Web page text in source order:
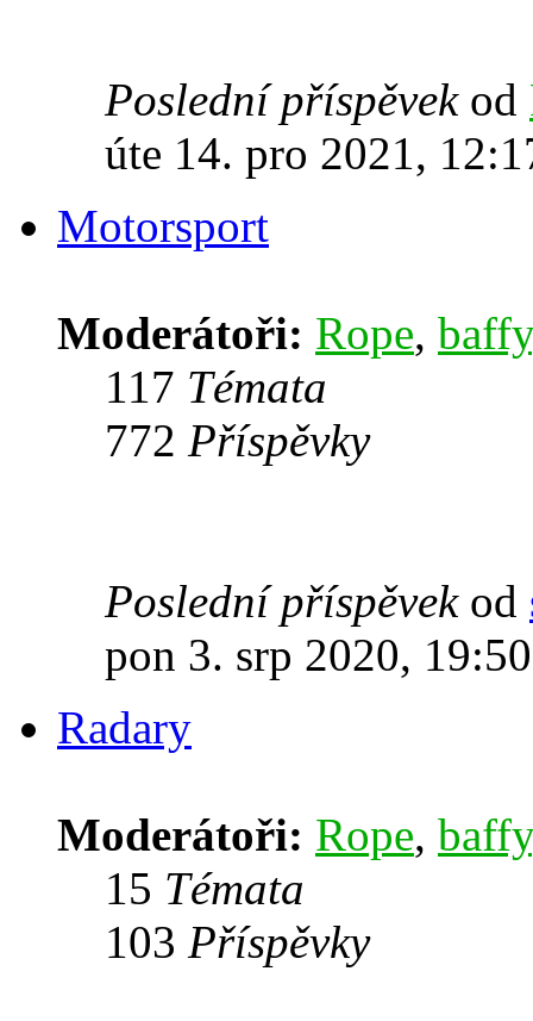
Poslední příspěvekod
úte 14. pro 2021,
Motorsport
Moderátoři: Rope, baffy
117 Témata
772 Příspěvky
Poslední příspěvekod
pon 3. srp 2020, 19:50
Radary
Moderátoři: Rope, baffy
15 Témata
103 Příspěvky